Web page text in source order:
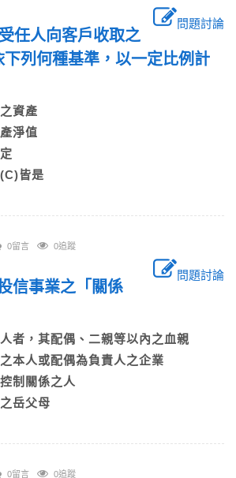
問題討論
任人向客戶收取之
列何種基準，以一定比例計
之資產
產淨值
定
皆是
0留言 0追蹤
問題討論
信事業之「關係
者，其配偶、二親等以內之血親
本人或配偶為負責人之企業
制關係之人
岳父母
0留言 0追蹤